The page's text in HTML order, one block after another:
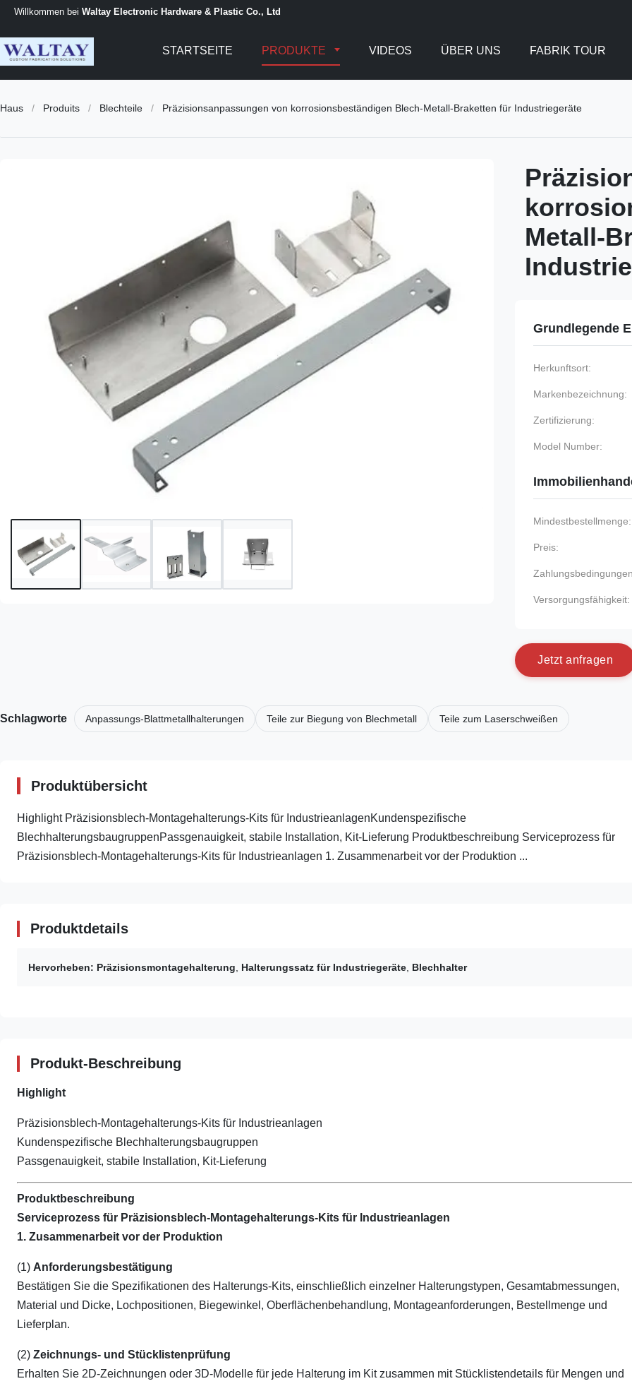
Willkommen bei Waltay Electronic Hardware & Plastic Co., Ltd
STARTSEITE PRODUKTE VIDEOS ÜBER UNS FABRIK TOUR
Haus / Produits / Blechteile / Präzisionsanpassungen von korrosionsbeständigen Blech-Metall-Braketten für Industriegeräte
Metall-
Grundlegende
Herkunftsort:
Markenbezeichnung:
Zertifizierung:
Model Number:
Mindestbestellmenge:
Preis:
Versorgungsfähigkeit:
Jetzt anfragen
Schlagworte Anpassungs-Blattmetallhalterungen Teile zur Biegung von Blechmetall Teile zum Laserschweißen
Produktübersicht
Highlight Präzisionsblech-Montagehalterungs-Kits für IndustrieanlagenKundenspezifische
BlechhalterungsbaugruppenPassgenauigkeit, stabile Installation, Kit-Lieferung Produktbeschreibung Serviceprozess für
Präzisionsblech-Montagehalterungs-Kits für Industrieanlagen 1. Zusammenarbeit vor der Produktion ...
Produktdetails
Hervorheben: Präzisionsmontagehalterung Halterungssatz für Industriegeräte Blechhalter
Produkt-Beschreibung
Highlight
Präzisionsblech-Montagehalterungs-Kits für Industrieanlagen
Kundenspezifische Blechhalterungsbaugruppen
Passgenauigkeit, stabile Installation, Kit-Lieferung
Produktbeschreibung
Serviceprozess für Präzisionsblech-Montagehalterungs-Kits für Industrieanlagen
1. Zusammenarbeit vor der Produktion
(1) Anforderungsbestätigung
Bestätigen Sie die Spezifikationen des Halterungs-Kits, einschließlich einzelner Halterungstypen, Gesamtabmessungen,
Material und Dicke, Lochpositionen, Biegewinkel, Oberflächenbehandlung, Montageanforderungen, Bestellmenge und
Lieferplan.
(2) Zeichnungs- und Stücklistenprüfung
Erhalten Sie 2D-Zeichnungen oder 3D-Modelle für jede Halterung im Kit zusammen mit Stücklistendetails für Mengen und